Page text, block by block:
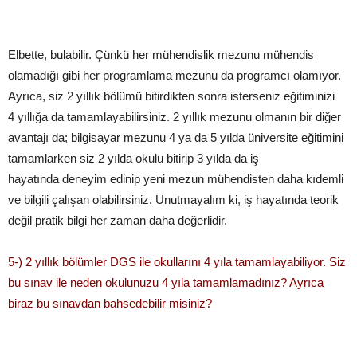
Elbette, bulabilir. Çünkü her mühendislik mezunu mühendis
olamadığı gibi her programlama mezunu da programcı olamıyor.
Ayrıca, siz 2 yıllık bölümü bitirdikten sonra isterseniz eğitiminizi
4 yıllığa da tamamlayabilirsiniz. 2 yıllık mezunu olmanın bir diğer
avantajı da; bilgisayar mezunu 4 ya da 5 yılda üniversite eğitimini
tamamlarken siz 2 yılda okulu bitirip 3 yılda da iş
hayatında deneyim edinip yeni mezun mühendisten daha kıdemli
ve bilgili çalışan olabilirsiniz. Unutmayalım ki, iş hayatında teorik
değil pratik bilgi her zaman daha değerlidir.
5­-) 2 yıllık bölümler DGS ile okullarını 4 yıla tamamlayabiliyor. Siz
bu sınav ile neden okulunuzu 4 yıla tamamlamadınız? Ayrıca
biraz bu sınavdan bahsedebilir misiniz?